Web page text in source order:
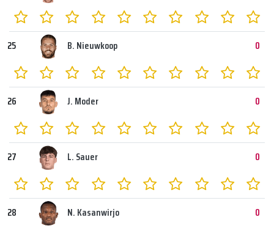
25 B. Nieuwkoop 0
26 J. Moder 0
27 L. Sauer 0
28 N. Kasanwirjo 0